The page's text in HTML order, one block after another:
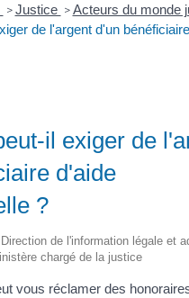
> Justice > Acteurs du monde
de l'argent d'un
il exiger de
d'aide
?
de l'information légale et
chargé de la justice
vous réclamer des